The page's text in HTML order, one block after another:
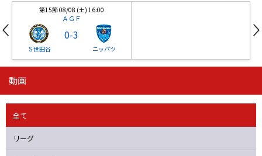
第15節 08/08 (土) 16:00
ＡＧＦ
Ｓ世田谷
0-3
ニッパツ
ニッパツ
ニッパツ 名古屋
石人の星
静岡 愛媛Ｌ
動画
全て
リーグ